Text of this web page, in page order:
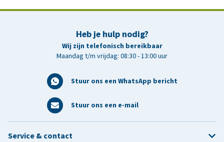
Heb je hulp nodig?
Wij zijn telefonisch bereikbaar
Maandag t/m vrijdag: 08:30 - 13:00 uur
Stuur ons een WhatsApp bericht
Stuur ons een e-mail
Service & contact